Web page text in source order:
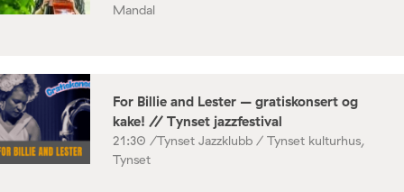
Mandal
For Billie and Lester – gratiskonsert og
kake! // Tynset jazzfestival
21:30 /Tynset Jazzklubb / Tynset kulturhus,
Tynset